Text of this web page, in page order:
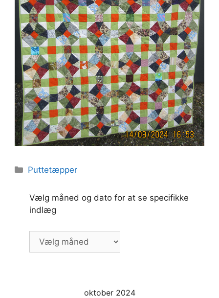
Kategorier
Puttetæpper
Vælg måned og dato for at se specifikke
indlæg
Vælg
måned
oktober 2024